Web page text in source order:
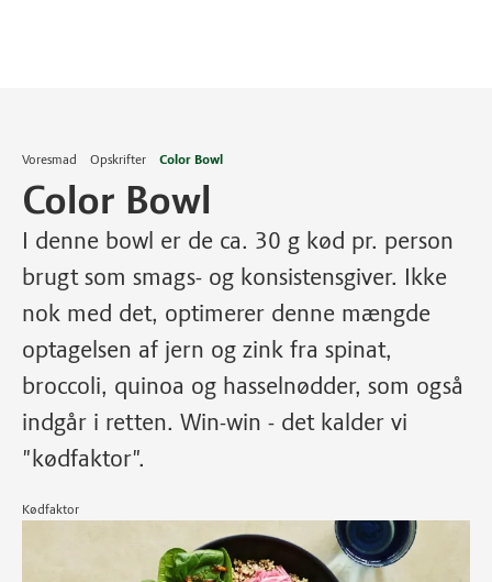
Voresmad Opskrifter Color Bowl
Color Bowl
I denne bowl er de ca. 30 g kød pr. person
brugt som smags- og konsistensgiver. Ikke
nok med det, optimerer denne mængde
optagelsen af jern og zink fra spinat,
broccoli, quinoa og hasselnødder, som også
indgår i retten. Win-win - det kalder vi
"kødfaktor".
Kødfaktor